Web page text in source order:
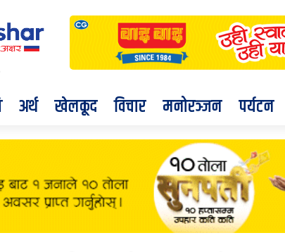
अर्थ खेलकूद विचार मनोरञ्जन पर्यटन